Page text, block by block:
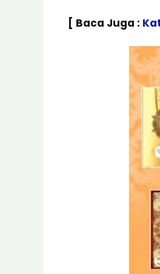
[ Baca Juga :